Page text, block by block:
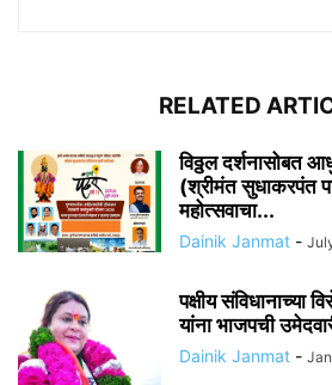
RELATED
विठ्ठल दर्शनासोबत
(श्रीमंत सुधाकरपंत
महोत्सवाचा...
Dainik Janmat -
पक्षीय संविधानाच्या
यांना भाजपची
Dainik Janmat -